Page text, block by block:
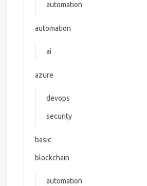
automation
automation
ai
azure
devops
security
basic
blockchain
automation